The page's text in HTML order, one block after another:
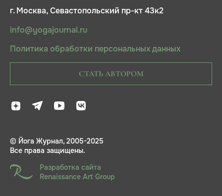
г. Москва, Севастопольский пр-кт 43к2
info@yogajournal.ru
Политика обработки персональных данных
СТАТЬ АВТОРОМ
© Йога Журнал, 2005-2025
Все права защищены.
Разработка сайта
Renaissance Art Group